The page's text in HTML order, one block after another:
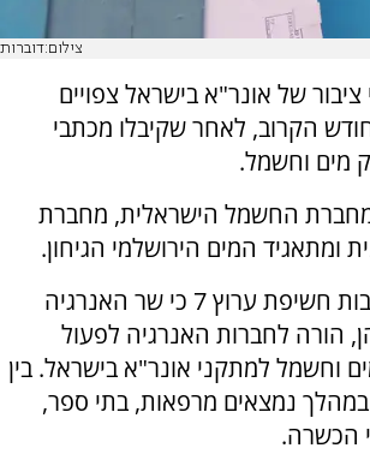
צילום:דוברות
של אונר"א בישראל צפויים
הקרוב, לאחר שקיבלו מכתבי
מים וחשמל.
החשמל הישראלית, מחברת
ומתאגיד המים הירושלמי הגיחון.
המהלך מגיע בעקבות חשיפת ערוץ 7 כי שר האנרגיה
הורה לחברות האנרגיה לפעול
וחשמל למתקני אונר"א בישראל. בין
נמצאים מרפאות, בתי ספר,
הכשרה.